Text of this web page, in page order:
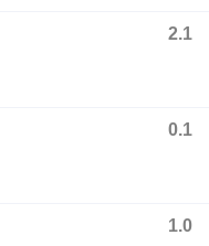
2.1
0.1
1.0